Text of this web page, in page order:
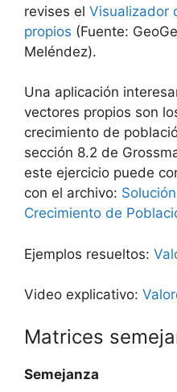
revises el Visualizador
propios (Fuente:
Meléndez).
Una aplicación
vectores propios son
crecimiento de
sección 8.2 de
este ejercicio puede
con el archivo:
Crecimiento de
Ejemplos resueltos:
Video explicativo:
Matrices
Semejanza